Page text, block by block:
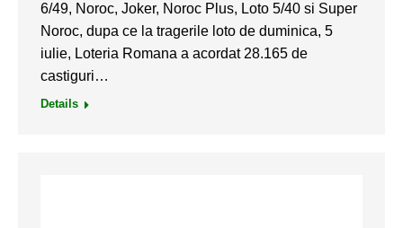
6/49, Noroc, Joker, Noroc Plus, Loto 5/40 si Super
Noroc, dupa ce la tragerile loto de duminica, 5
iulie, Loteria Romana a acordat 28.165 de
castiguri…
Details